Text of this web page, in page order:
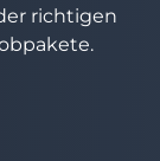
richtigen